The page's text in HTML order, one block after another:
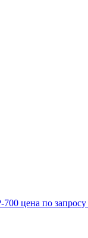
700 цена по запросу